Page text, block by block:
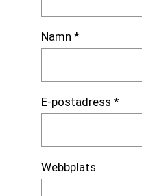
Namn *
E-postadress *
Webbplats